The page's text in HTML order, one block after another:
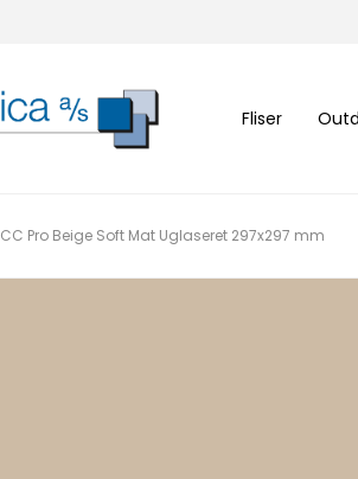
Fliser
CC Pro Beige Soft Mat Uglaseret 297x297 mm